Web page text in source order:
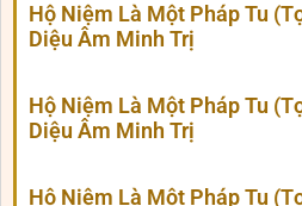
Hộ Niệm Là Một Pháp Tu
Diệu Âm Minh Trị
Hộ Niệm Là Một Pháp Tu
Diệu Âm Minh Trị
Hộ Niệm Là Một Pháp Tu